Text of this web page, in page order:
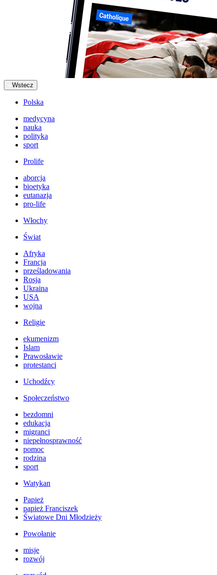
Wstecz
Polska
medycyna
nauka
polityka
sport
Prolife
aborcja
bioetyka
eutanazja
pro-life
Włochy
Świat
Afryka
Francja
prześladowania
Rosja
Ukraina
USA
wojna
Religie
ekumenizm
Islam
Prawosławie
protestanci
Uchodźcy
Społeczeństwo
bezdomni
edukacja
migranci
niepełnosprawność
pomoc
rodzina
sport
Watykan
Papież
papież Franciszek
Światowe Dni Młodzieży
Powołanie
misje
rozwój